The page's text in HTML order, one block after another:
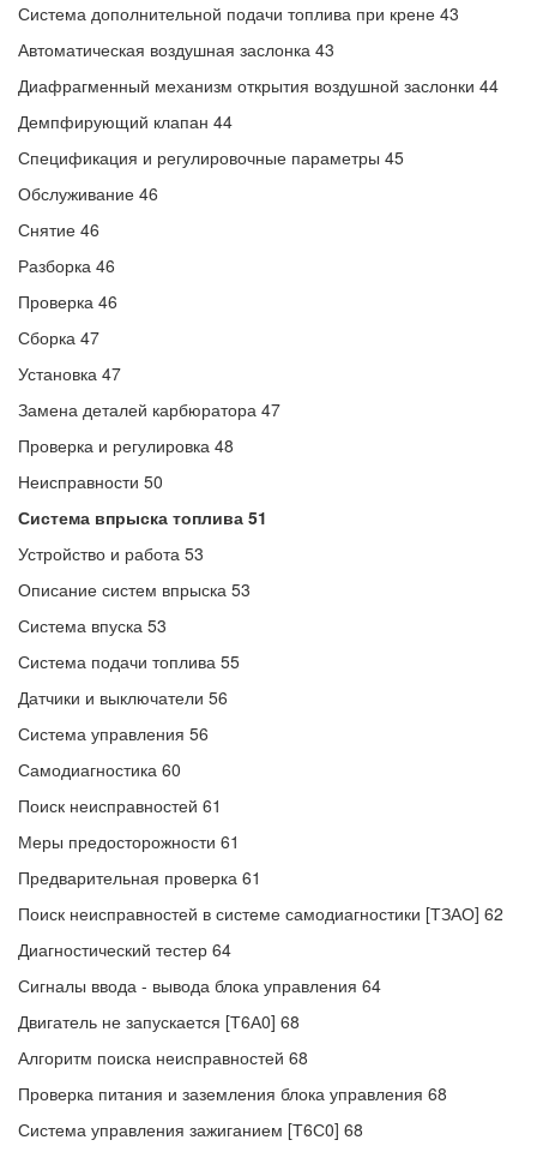
Система дополнительной подачи топлива при крене 43
Автоматическая воздушная заслонка 43
Диафрагменный механизм открытия воздушной заслонки 44
Демпфирующий клапан 44
Спецификация и регулировочные параметры 45
Обслуживание 46
Снятие 46
Разборка 46
Проверка 46
Сборка 47
Установка 47
Замена деталей карбюратора 47
Проверка и регулировка 48
Неисправности 50
Система впрыска топлива 51
Устройство и работа 53
Описание систем впрыска 53
Система впуска 53
Система подачи топлива 55
Датчики и выключатели 56
Система управления 56
Самодиагностика 60
Поиск неисправностей 61
Меры предосторожности 61
Предварительная проверка 61
Поиск неисправностей в системе самодиагностики [ТЗАО] 62
Диагностический тестер 64
Сигналы ввода - вывода блока управления 64
Двигатель не запускается [Т6А0] 68
Алгоритм поиска неисправностей 68
Проверка питания и заземления блока управления 68
Система управления зажиганием [Т6С0] 68